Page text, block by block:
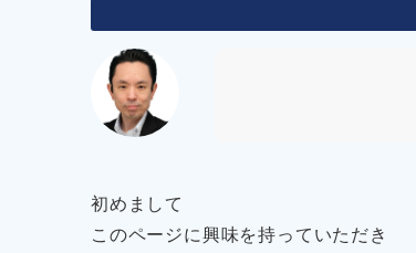
初めまして
このページに興味を持っていただき